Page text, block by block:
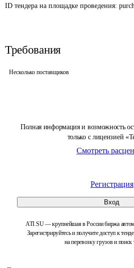
Полная информация и возможность
только с лицензией
Смотреть
Регистрация
Вход
ATI.SU — крупнейшая в России биржа
Зарегистрируйтесь и получите доступ к
на перевозку грузов и поиск
ID тендера на площадке проведения:
Требования
Несколько поставщиков